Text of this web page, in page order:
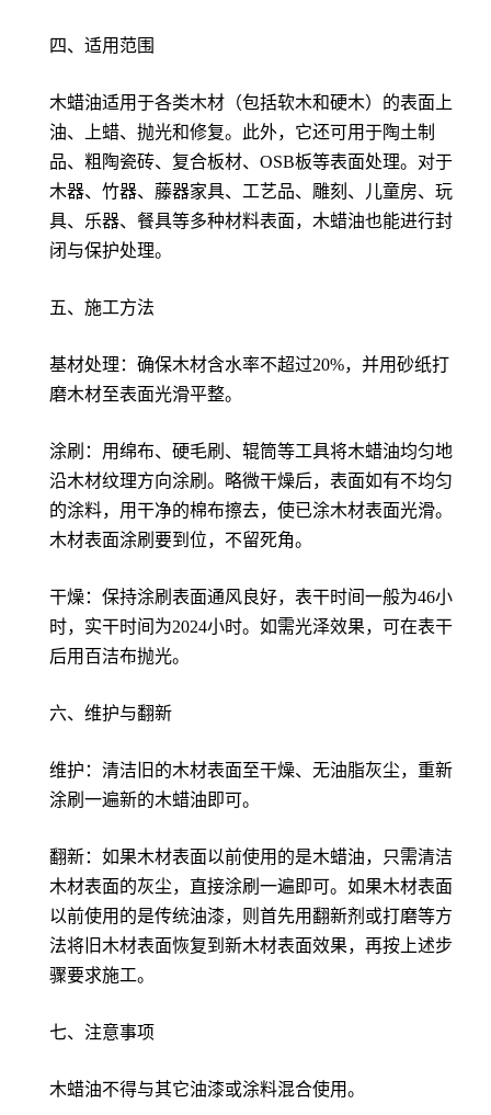
四、适用范围
木蜡油适用于各类木材（包括软木和硬木）的表面上
油、上蜡、抛光和修复。此外，它还可用于陶土制
品、粗陶瓷砖、复合板材、OSB板等表面处理。对于
木器、竹器、藤器家具、工艺品、雕刻、儿童房、玩
具、乐器、餐具等多种材料表面，木蜡油也能进行封
闭与保护处理。
五、施工方法
基材处理：确保木材含水率不超过20%，并用砂纸打
磨木材至表面光滑平整。
涂刷：用绵布、硬毛刷、辊筒等工具将木蜡油均匀地
沿木材纹理方向涂刷。略微干燥后，表面如有不均匀
的涂料，用干净的棉布擦去，使已涂木材表面光滑。
木材表面涂刷要到位，不留死角。
干燥：保持涂刷表面通风良好，表干时间一般为46小
时，实干时间为2024小时。如需光泽效果，可在表干
后用百洁布抛光。
六、维护与翻新
维护：清洁旧的木材表面至干燥、无油脂灰尘，重新
涂刷一遍新的木蜡油即可。
翻新：如果木材表面以前使用的是木蜡油，只需清洁
木材表面的灰尘，直接涂刷一遍即可。如果木材表面
以前使用的是传统油漆，则首先用翻新剂或打磨等方
法将旧木材表面恢复到新木材表面效果，再按上述步
骤要求施工。
七、注意事项
木蜡油不得与其它油漆或涂料混合使用。